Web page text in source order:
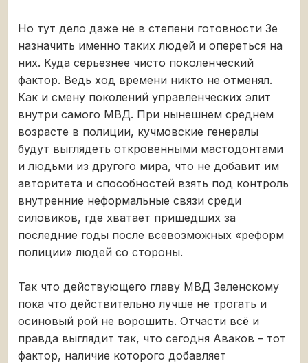
Но тут дело даже не в степени готовности Зе
назначить именно таких людей и опереться на
них. Куда серьезнее чисто поколенческий
фактор. Ведь ход времени никто не отменял.
Как и смену поколений управленческих элит
внутри самого МВД. При нынешнем среднем
возрасте в полиции, кучмовские генералы
будут выглядеть откровенными мастодонтами
и людьми из другого мира, что не добавит им
авторитета и способностей взять под контроль
внутренние неформальные связи среди
силовиков, где хватает пришедших за
последние годы после всевозможных «реформ
полиции» людей со стороны.
Так что действующего главу МВД Зеленскому
пока что действительно лучше не трогать и
осиновый рой не ворошить. Отчасти всё и
правда выглядит так, что сегодня Аваков – тот
фактор, наличие которого добавляет